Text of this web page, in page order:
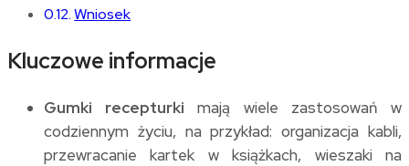
Wniosek
Kluczowe informacje
Gumki recepturki mają wiele zastosowań w
codziennym życiu, na przykład: organizacja kabli,
przewracanie kartek w książkach, wieszaki na